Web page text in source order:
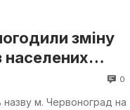
зміну
населених
0
назву м. Червоноград на